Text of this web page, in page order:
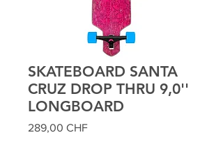
SKATEBOARD SANTA
CRUZ DROP THRU 9,0''
LONGBOARD
289,00 CHFPreis